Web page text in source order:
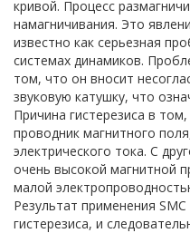
кривой. Процесс
намагничивания. Это
известно как серьезная
системах динамиков.
том, что он вносит
звуковую катушку, что
Причина гистерезиса в
проводник магнитного
электрического тока. С
очень высокой магнитной
малой
Результат применения
гистерезиса, и